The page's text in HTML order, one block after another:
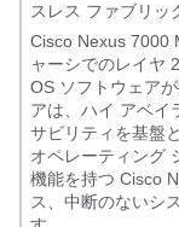
スレス ファブリッ
Cisco Nexus 7000
ャーシでのレイヤ
OS ソフトウェア
アは、ハイ アベイ
サビリティを基盤
オペレーティング
機能を持つ Cisco
ス、中断のないシ